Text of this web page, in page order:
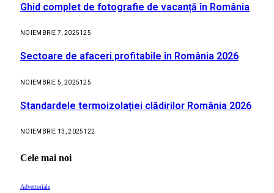
Ghid complet de fotografie de vacanță în România
NOIEMBRIE 7, 2025125
Sectoare de afaceri profitabile în România 2026
NOIEMBRIE 5, 2025125
Standardele termoizolației clădirilor România 2026
NOIEMBRIE 13, 2025122
Cele mai noi
Advertoriale